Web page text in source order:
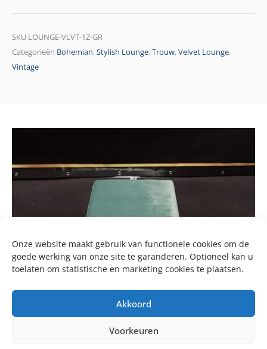
Onze website maakt gebruik van functionele cookies om de
goede werking van onze site te garanderen. Optioneel kan u
toelaten om statistische en marketing cookies te plaatsen.
Akkoord
Voorkeuren
SKU LOUNGE-VLVT-1Z-GR
Categorieën Bohemian,Stylish Lounge,Trouw,Velvet Lounge,
Vintage